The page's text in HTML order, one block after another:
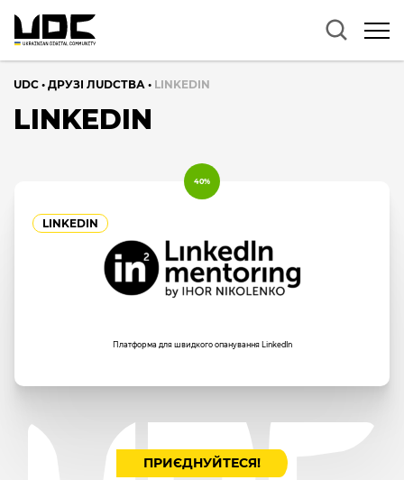
UDC • ДРУЗІ ЛUDCТВА • LINKEDIN
LINKEDIN
40%
LINKEDIN
Платформа для швидкого опанування LinkedIn
ПРИЄДНУЙТЕСЯ!